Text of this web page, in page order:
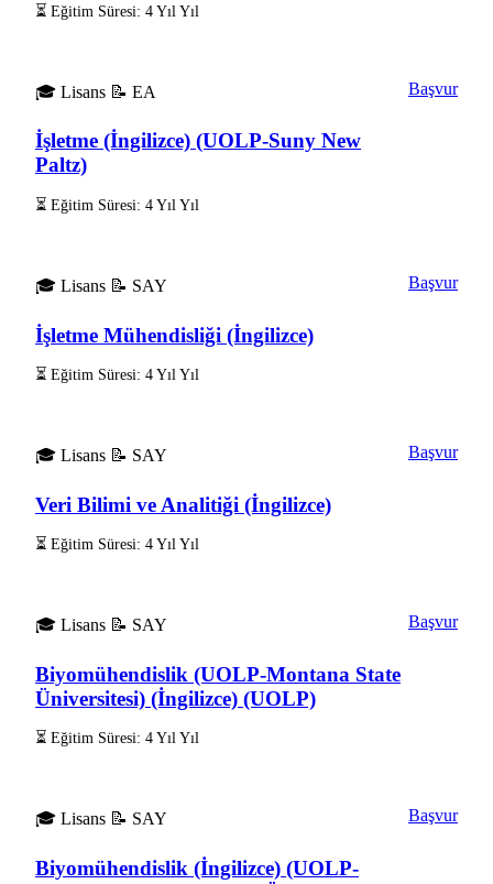
⏳ Eğitim Süresi: 4 Yıl Yıl
🎓 Lisans 📝 EA
İşletme (İngilizce) (UOLP-Suny New
Paltz)
⏳ Eğitim Süresi: 4 Yıl Yıl
Başvur
🎓 Lisans 📝 SAY
İşletme Mühendisliği (İngilizce)
⏳ Eğitim Süresi: 4 Yıl Yıl
Başvur
🎓 Lisans 📝 SAY
Veri Bilimi ve Analitiği (İngilizce)
⏳ Eğitim Süresi: 4 Yıl Yıl
Başvur
🎓 Lisans 📝 SAY
Biyomühendislik (UOLP-Montana State
Üniversitesi) (İngilizce) (UOLP)
⏳ Eğitim Süresi: 4 Yıl Yıl
Başvur
🎓 Lisans 📝 SAY
Biyomühendislik (İngilizce) (UOLP-
Başvur